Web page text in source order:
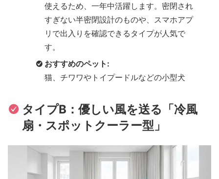
使えるため、一年中活躍します。密閉され
すぎない半密閉設計のものや、スマホアプ
リで出入りを確認できるタイプが人気で
す。
おすすめのペット:
猫、チワワやトイプードルなどの小型犬
タイプB：優しい風を送る「冷風
扇・スポットクーラー型」